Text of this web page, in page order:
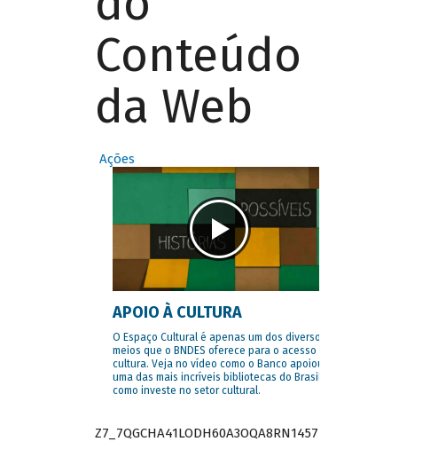
Conteúdo
da Web
Ações
APOIO À CULTURA
O Espaço Cultural é apenas um dos diversos
meios que o BNDES oferece para o acesso à
cultura. Veja no vídeo como o Banco apoiou
uma das mais incríveis bibliotecas do Brasil e
como investe no setor cultural.
Z7_7QGCHA41LODH60A3OQA8RN1457